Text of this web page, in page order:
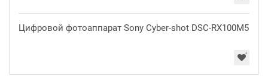
Цифровой фотоаппарат Sony Cyber-shot DSC-RX100M5